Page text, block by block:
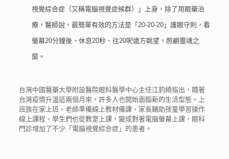
視覺綜合症（又稱電腦視覺症候群）」上身，除了用眼藥治
療，醫師說，最簡單有效的方法是「20-20-20」護眼守則，看
螢幕20分鐘後、休息20秒、往20呎遠方眺望，照顧靈魂之
窗。
台灣中國醫藥大學附設醫院眼科醫學中心主任江鈞綺指出，隨著
台灣疫情升溫這兩個月來，許多人也開始面臨新的生活型態。上
班族在家上班、老師準備線上教材備課、家長輔助孩童學習操作
線上課程、學生們也從教室上課，變成對著電腦螢幕上課，眼科
門診增加了不少「電腦視覺綜合症」的患者。